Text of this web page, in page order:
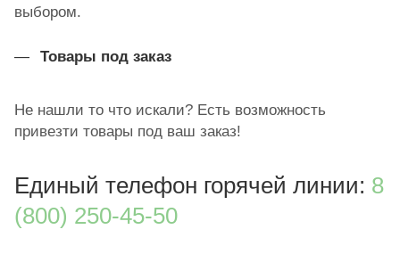
выбором.
Товары под заказ
Не нашли то что искали? Есть возможность
привезти товары под ваш заказ!
Единый телефон горячей линии: 8
(800) 250-45-50